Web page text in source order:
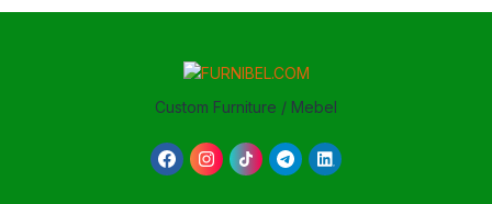
Custom Furniture / Mebel